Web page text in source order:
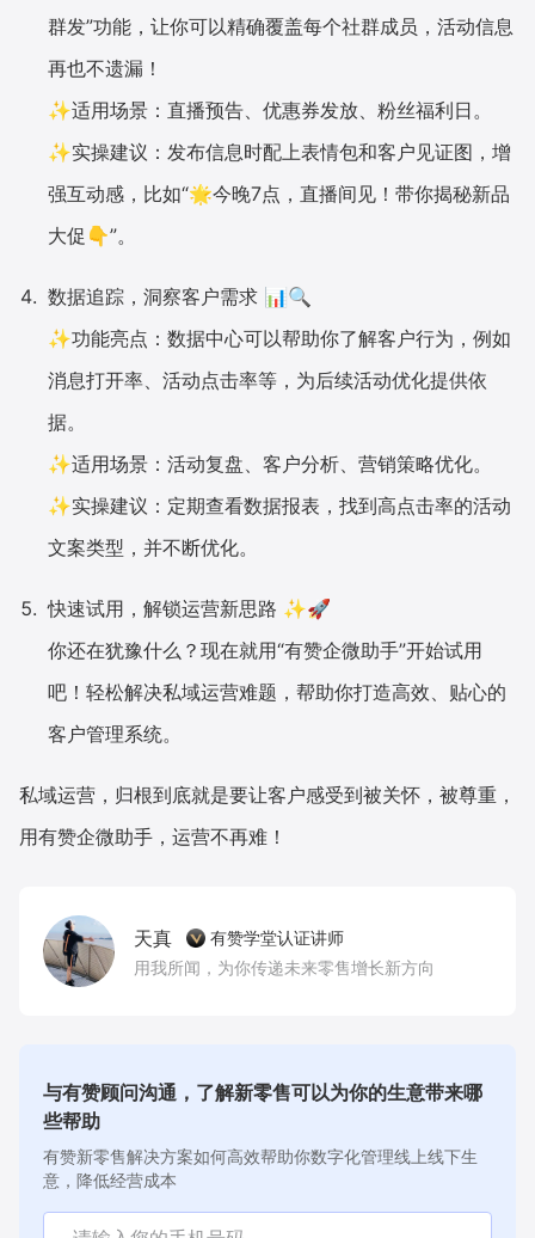
群发”功能，让你可以精确覆盖每个社群成员，活动信息
再也不遗漏！
✨适用场景：直播预告、优惠券发放、粉丝福利日。
✨实操建议：发布信息时配上表情包和客户见证图，增
强互动感，比如“🌟今晚7点，直播间见！带你揭秘新品
大促👇”。
数据追踪，洞察客户需求 📊🔍
✨功能亮点：数据中心可以帮助你了解客户行为，例如
消息打开率、活动点击率等，为后续活动优化提供依
据。
✨适用场景：活动复盘、客户分析、营销策略优化。
✨实操建议：定期查看数据报表，找到高点击率的活动
文案类型，并不断优化。
快速试用，解锁运营新思路 ✨🚀
你还在犹豫什么？现在就用“有赞企微助手”开始试用
吧！轻松解决私域运营难题，帮助你打造高效、贴心的
客户管理系统。
私域运营，归根到底就是要让客户感受到被关怀，被尊重，
用有赞企微助手，运营不再难！
天真
有赞学堂认证讲师
用我所闻，为你传递未来零售增长新方向
与有赞顾问沟通，了解新零售可以为你的生意带来哪
些帮助
有赞新零售解决方案如何高效帮助你数字化管理线上线下生
意，降低经营成本